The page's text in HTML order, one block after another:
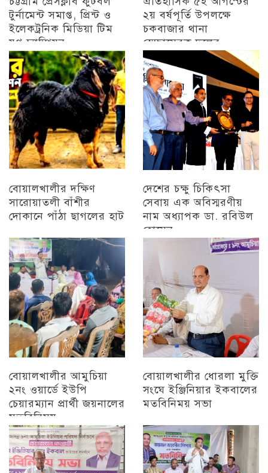
টুর্নামেন্ট সমাপ্ত, প্রিন্ট ও
ইলেকট্রনিক মিডিয়া টিম
যুগ্ন চ্যাম্পিয়ন
চট্টগ্রাম
২য় বর্ষপূর্তি উপলক্ষে
চকবাজার থানা
স্বেচ্ছাসেবক দলের
প্রামাণ্যচিত্র প্রদর্শন ও
বিজয় মিছিল
চট্টগ্রাম
বোয়ালখালীর দক্ষিণ
সারোয়াতলী বাঁশীর
দোকানে পাঁঠা ছাগলের হাট
চট্টগ্রাম
দেশের চক্ষু চিকিৎসা
সেবায় এক অবিস্মরণীয়
নাম অধ্যাপক ডা. রবিউল
হোসেন
বোয়ালখালীর আমুচিয়া
২নং ওয়ার্ডে ইউপি
চেয়ারম্যান প্রার্থী জয়নালের
মতবিনিময়
চট্টগ্রাম
বোয়ালখালীর ধোরলা মুক্তি
সংঘে ইঞ্জিনিয়ার ইকবালের
মতবিনিময় সভা
চট্টগ্রাম